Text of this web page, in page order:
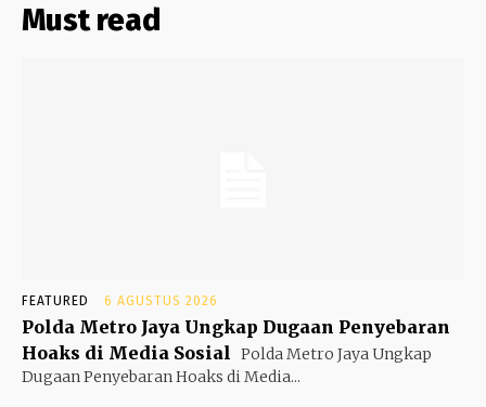
Must read
FEATURED 6 AGUSTUS 2026
Polda Metro Jaya Ungkap Dugaan Penyebaran
Hoaks di Media Sosial
Polda Metro Jaya Ungkap
Dugaan Penyebaran Hoaks di Media...